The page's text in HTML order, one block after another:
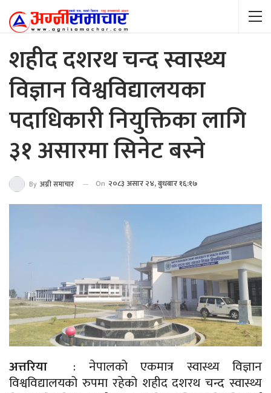
शहीद दशरथ चन्द स्वास्थ्य
विज्ञान विश्वविद्यालयका
पदाधिकारी नियुक्तिका लागि
३१ असारमा सिनेट बस्ने
By अग्नी समाचार On २०८३ असार २४, बुधबार १६:१७
अत्तरिया : नेपालको एकमात्र स्वास्थ्य विज्ञान
विश्वविद्यालयको रुपमा रहेको शहीद दशरथ चन्द स्वास्थ्य